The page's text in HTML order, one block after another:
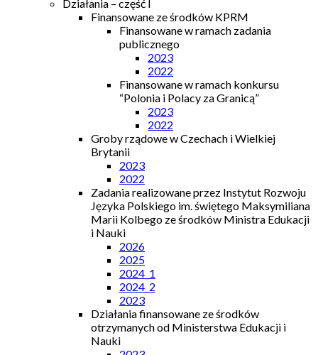
Działania – część I
Finansowane ze środków KPRM
Finansowane w ramach zadania
publicznego
2023
2022
Finansowane w ramach konkursu
“Polonia i Polacy za Granicą”
2023
2022
Groby rządowe w Czechach i Wielkiej
Brytanii
2023
2022
Zadania realizowane przez Instytut Rozwoju
Języka Polskiego im. świętego Maksymiliana
Marii Kolbego ze środków Ministra Edukacji
i Nauki
2026
2025
2024_1
2024_2
2023
Działania finansowane ze środków
otrzymanych od Ministerstwa Edukacji i
Nauki